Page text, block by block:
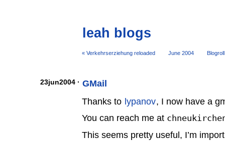
leah blogs
« Verkehrserziehung reloaded June 2004
23jun2004 · GMail
Thanks to lypanov, I now have a
You can reach me at
This seems pretty useful, I’m